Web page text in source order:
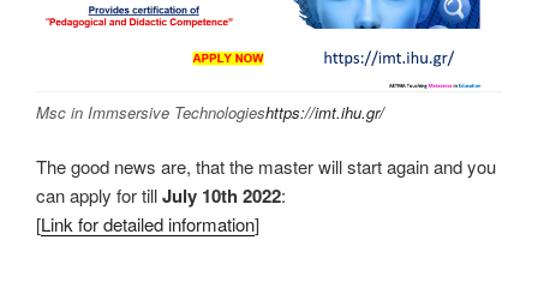
Msc in Immsersive Technologieshttps://imt.ihu.gr/
The good news are, that the master will start again and you
can apply for tillJuly 10th 2022:
[Link for detailed information]